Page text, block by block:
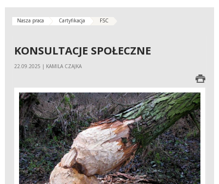
Nasza praca Cartyfikacja FSC
KONSULTACJE SPOŁECZNE
22.09.2025 | KAMILA CZAJKA